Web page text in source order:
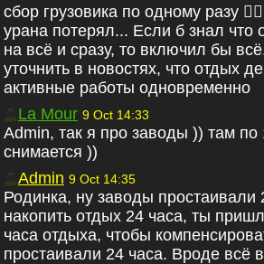
сбор грузовика по одному разу
урана потерял... Если б знал что
на всё и сразу, то включил бы
уточнить в новостях, что отдых
активные работы одновременно
La Mour 9 Oct 14:33
Admin, так я про заводы )) там по
снимается ))
Admin 9 Oct 14:35
Родинка, ну заводы простаивали
накопить отдых 24 часа, ты
часа отдыха, чтобы
простаивали 24 часа. Вроде всё